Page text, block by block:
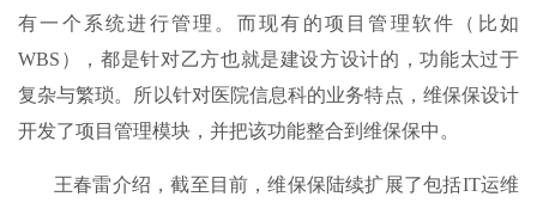
有一个系统进行管理。而现有的项目管理软件（比如
WBS），都是针对乙方也就是建设方设计的，功能太过于
复杂与繁琐。所以针对医院信息科的业务特点，维保保设计
开发了项目管理模块，并把该功能整合到维保保中。
王春雷介绍，截至目前，维保保陆续扩展了包括IT运维